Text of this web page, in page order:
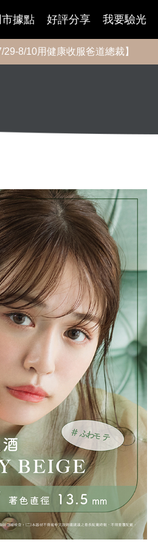
市據點 好評分享 我要驗光
29-8/10用健康收服爸道總裁】